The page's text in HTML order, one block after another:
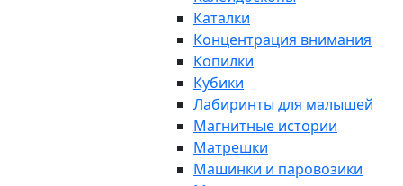
Каталки
Концентрация внимания
Копилки
Кубики
Лабиринты для малышей
Магнитные истории
Матрешки
Машинки и паровозики